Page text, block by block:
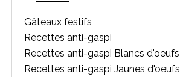
Gâteaux festifs
Recettes anti-gaspi
Recettes anti-gaspi Blancs d'oeufs
Recettes anti-gaspi Jaunes d'oeufs